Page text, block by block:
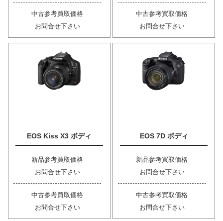
中古参考買取価格
お問合せ下さい
中古参考買取価格
お問合せ下さい
EOS Kiss X3 ボディ
新品参考買取価格
お問合せ下さい
中古参考買取価格
お問合せ下さい
EOS 7D ボディ
新品参考買取価格
お問合せ下さい
中古参考買取価格
お問合せ下さい